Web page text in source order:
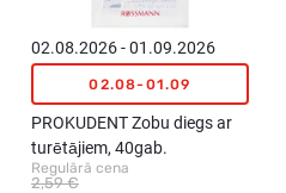
02.08.2026 - 01.09.2026
02.08-01.09
PROKUDENT Zobu diegs ar
turētājiem, 40gab.
Regulārā cena
2,59 €